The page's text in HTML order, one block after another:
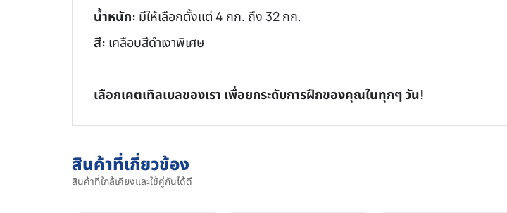
น้ำหนัก: มีให้เลือกตั้งแต่ 4 กก. ถึง 32 กก.
สี: เคลือบสีดำเงาพิเศษ
เลือกเคตเทิลเบลของเรา เพื่อยกระดับการฝึกของคุณในทุกๆ วัน!
สินค้าที่เกี่ยวข้อง
สินค้าที่ใกล้เคียงและใช้คู่กันได้ดี